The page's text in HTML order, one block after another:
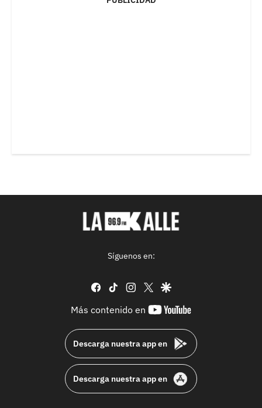
Síguenos en:
facebook
tiktok instagram
twittergoogle
Más contenido en
youtube-
Descarga nuestra app en
Descarga nuestra app en